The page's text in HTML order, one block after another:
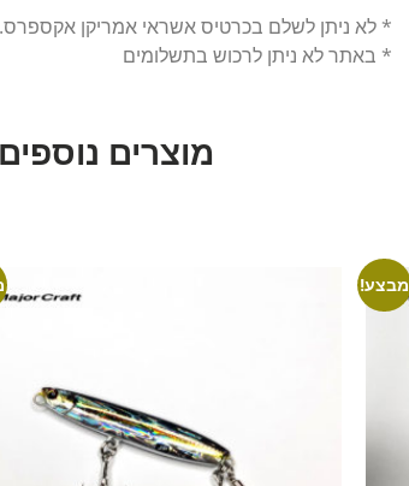
* לא ניתן לשלם בכרטיס אשראי אמריקן אקספרס.
* באתר לא ניתן לרכוש בתשלומים
מוצרים
מבצע!